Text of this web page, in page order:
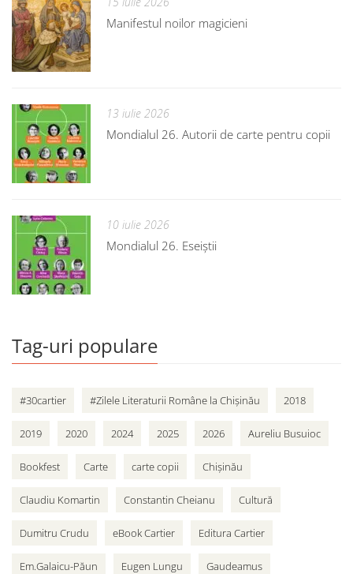
Manifestul noilor magicieni
13 iulie 2026
Mondialul 26. Autorii de carte pentru copii
10 iulie 2026
Mondialul 26. Eseiștii
Tag-uri populare
#30cartier #Zilele Literaturii Române la Chișinău 2018
2019 2020 2024 2025 2026 Aureliu Busuioc
Bookfest Carte carte copii Chișinău
Claudiu Komartin Constantin Cheianu Cultură
Dumitru Crudu eBook Cartier Editura Cartier
Em.Galaicu-Păun Eugen Lungu Gaudeamus